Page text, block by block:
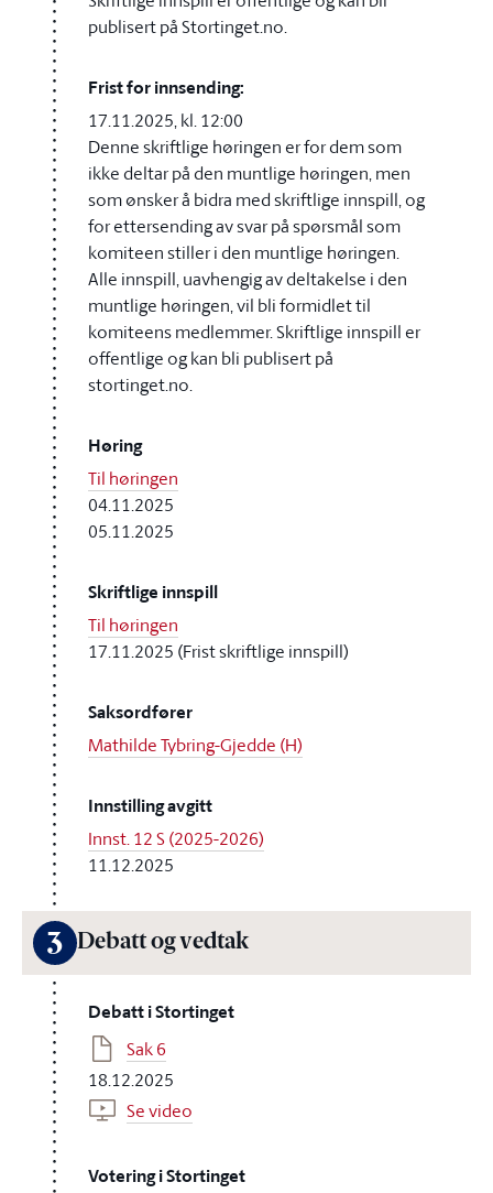
publisert på Stortinget.no.
Frist for innsending:
17.11.2025, kl. 12:00
Denne skriftlige høringen er for dem som
ikke deltar på den muntlige høringen, men
som ønsker å bidra med skriftlige innspill, og
for ettersending av svar på spørsmål som
komiteen stiller i den muntlige høringen.
Alle innspill, uavhengig av deltakelse i den
muntlige høringen, vil bli formidlet til
komiteens medlemmer. Skriftlige innspill er
offentlige og kan bli publisert på
stortinget.no.
Høring
Til høringen
04.11.2025
05.11.2025
Skriftlige innspill
Til høringen
17.11.2025 (Frist skriftlige innspill)
Saksordfører
Mathilde Tybring-Gjedde (H)
Innstilling avgitt
Innst. 12 S (2025-2026)
11.12.2025
3 Debatt og vedtak
Debatt i Stortinget
Sak 6
18.12.2025
Se video
Votering i Stortinget